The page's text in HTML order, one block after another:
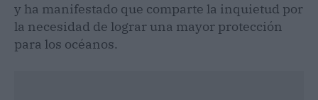
y ha manifestado que comparte la inquietud por
la necesidad de lograr una mayor protección
para los océanos.